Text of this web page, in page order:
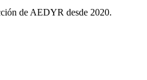
de AEDYR desde 2020.